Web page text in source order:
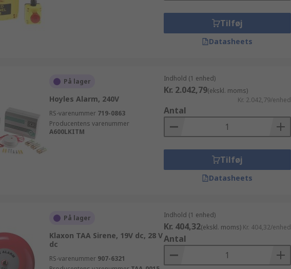
Tilføj
Datasheets
På lager
Hoyles Alarm, 240V
RS-varenummer 719-0863
Producentens varenummer
A600LKITM
Indhold (1 enhed)
Kr. 2.042,79(ekskl. moms)
Kr. 2.042,79/enhed
Antal
Tilføj
Datasheets
På lager
Klaxon TAA Sirene, 19V dc, 28 V
dc
RS-varenummer 907-6321
Indhold (1 enhed)
Kr. 404,32(ekskl. moms) Kr. 404,32/enhed
Antal